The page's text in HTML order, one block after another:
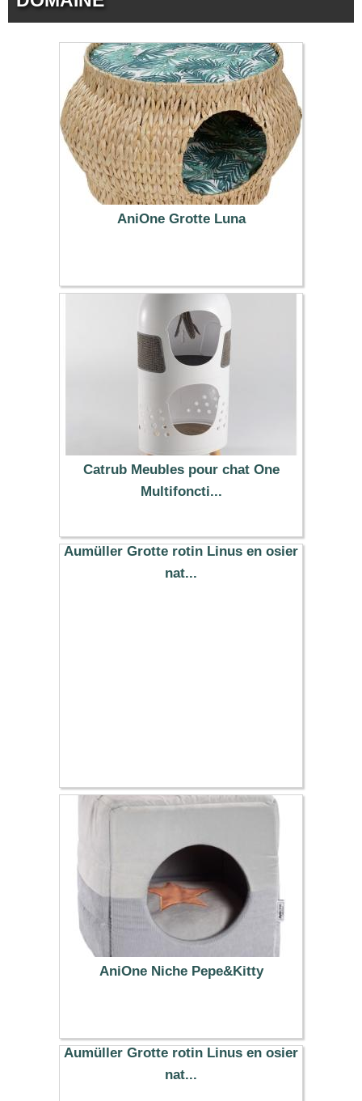
AniOne Grotte Luna
54.99 €
Catrub Meubles pour chat One
Multifoncti...
199.00 €
Aumüller Grotte rotin Linus en osier
nat...
AniOne Niche Pepe&Kitty
37.99 €
Aumüller Grotte rotin Linus en osier
nat...